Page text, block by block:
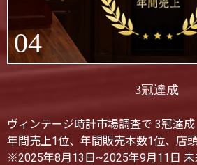
04
3冠達成
ヴィンテージ時計市場調査で 3冠達成
年間売上1位、年間販売本数1位、店
※2025年8月13日~2025年9月11日 未